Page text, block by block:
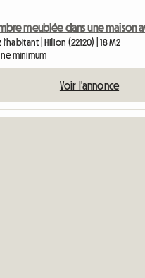
meublée dans une maison
| Hillion (22120) | 18 M2
minimum
Voir l'annonce